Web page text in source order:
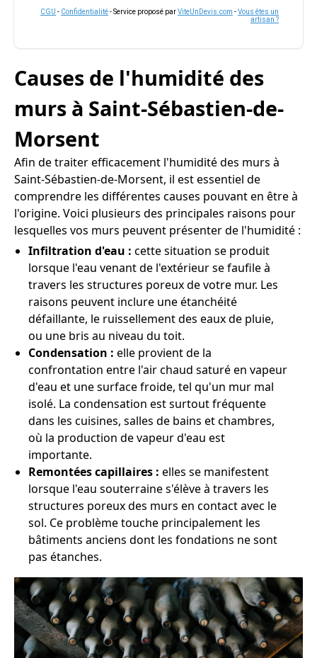
CGU - Confidentialité- Service proposé parViteUnDevis.com -Vous êtes un
artisan ?
Causes de l'humidité des
murs à Saint-Sébastien-de-
Morsent
Afin de traiter efficacement l'humidité des murs à
Saint-Sébastien-de-Morsent, il est essentiel de
comprendre les différentes causes pouvant en être à
l'origine. Voici plusieurs des principales raisons pour
lesquelles vos murs peuvent présenter de l'humidité :
Infiltration d'eau : cette situation se produit
lorsque l'eau venant de l'extérieur se faufile à
travers les structures poreux de votre mur. Les
raisons peuvent inclure une étanchéité
défaillante, le ruissellement des eaux de pluie,
ou une bris au niveau du toit.
Condensation : elle provient de la
confrontation entre l'air chaud saturé en vapeur
d'eau et une surface froide, tel qu'un mur mal
isolé. La condensation est surtout fréquente
dans les cuisines, salles de bains et chambres,
où la production de vapeur d'eau est
importante.
Remontées capillaires : elles se manifestent
lorsque l'eau souterraine s'élève à travers les
structures poreux des murs en contact avec le
sol. Ce problème touche principalement les
bâtiments anciens dont les fondations ne sont
pas étanches.